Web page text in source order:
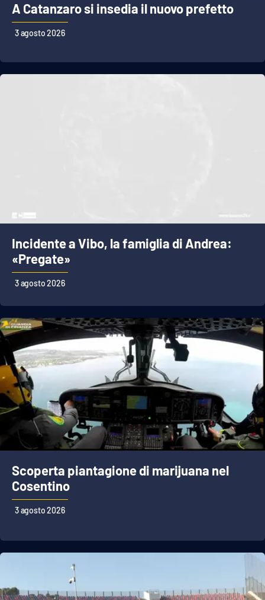
A Catanzaro si insedia il nuovo prefetto
3 agosto 2026
Incidente a Vibo, la famiglia di Andrea:
«Pregate»
3 agosto 2026
Scoperta piantagione di marijuana nel
Cosentino
3 agosto 2026